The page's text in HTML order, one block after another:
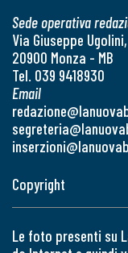
Sede operativa
Via Giuseppe Ugolini,
20900 Monza - MB
Tel. 039 9418930
Email
Copyright
Le foto presenti su